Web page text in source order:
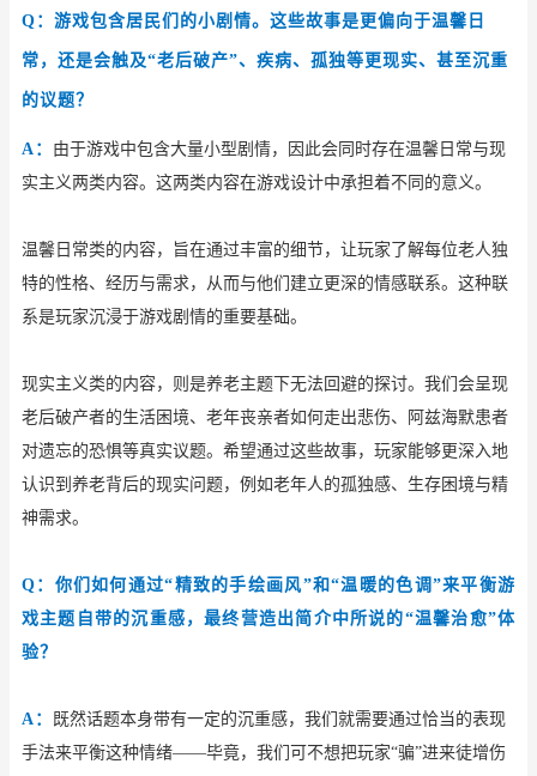
Q：游戏包含居民们的小剧情。这些故事是更偏向于温馨日
常，还是会触及“老后破产”、疾病、孤独等更现实、甚至沉重
的议题？
A： 由于游戏中包含大量小型剧情，因此会同时存在温馨日常与现
实主义两类内容。这两类内容在游戏设计中承担着不同的意义。
温馨日常类的内容，旨在通过丰富的细节，让玩家了解每位老人独
特的性格、经历与需求，从而与他们建立更深的情感联系。这种联
系是玩家沉浸于游戏剧情的重要基础。
现实主义类的内容，则是养老主题下无法回避的探讨。我们会呈现
老后破产者的生活困境、老年丧亲者如何走出悲伤、阿兹海默患者
对遗忘的恐惧等真实议题。希望通过这些故事，玩家能够更深入地
认识到养老背后的现实问题，例如老年人的孤独感、生存困境与精
神需求。
Q：你们如何通过“精致的手绘画风”和“温暖的色调”来平衡游
戏主题自带的沉重感，最终营造出简介中所说的“温馨治愈”体
验？
A：
既然话题本身带有一定的沉重感，我们就需要通过恰当的表现
手法来平衡这种情绪——毕竟，我们可不想把玩家“骗”进来徒增伤